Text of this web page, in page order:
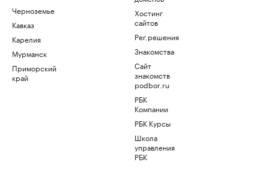
Черноземье
Кавказ
Карелия
Мурманск
Приморский
край
Хостинг
сайтов
Рег.решения
Знакомства
Сайт
знакомств
podbor.ru
РБК
Компании
РБК Курсы
Школа
управления
РБК